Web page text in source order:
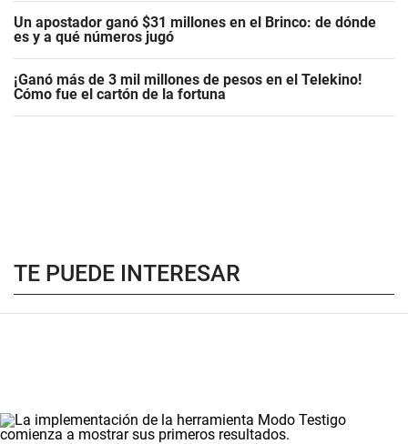
Un apostador ganó $31 millones en el Brinco: de dónde
es y a qué números jugó
¡Ganó más de 3 mil millones de pesos en el Telekino!
Cómo fue el cartón de la fortuna
TE PUEDE INTERESAR